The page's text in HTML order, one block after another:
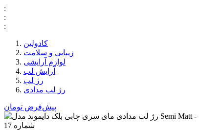
:
:
:
کادولین
زیبایی و سلامت
لوازم آرایشی
آرایش لب
رژ لب
رژ لب مدادی
پیش‌فرض تومان